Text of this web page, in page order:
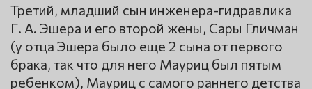
Третий, младший сын инженера-гидравлика
Г. А. Эшера и его второй жены, Сары Гличман
(у отца Эшера было еще 2 сына от первого
брака, так что для него Мауриц был пятым
ребенком), Мауриц с самого раннего детства